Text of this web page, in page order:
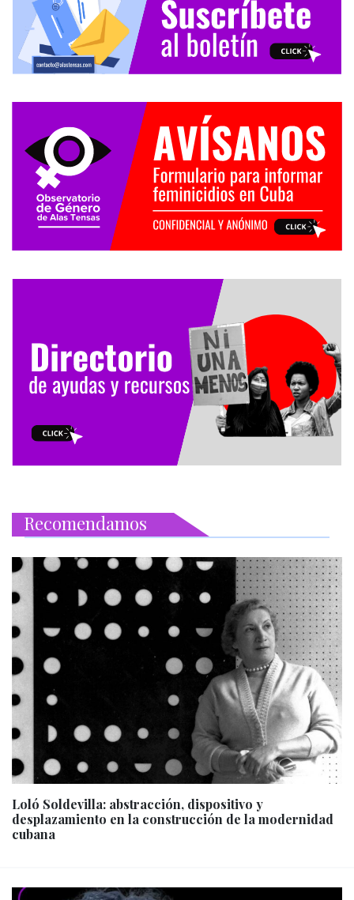
Recomendamos
Loló Soldevilla: abstracción, dispositivo y
desplazamiento en la construcción de la modernidad
cubana